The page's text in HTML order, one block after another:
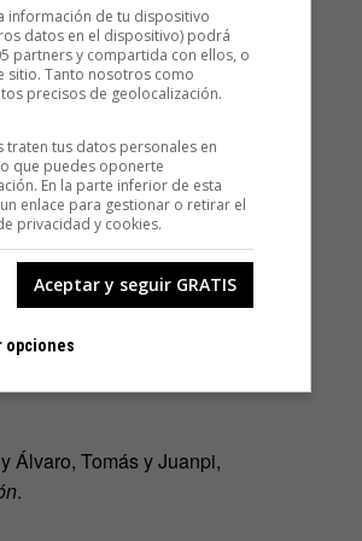
sana y muy de
Comunidad de Madrid –
partidos de polo, las
Café Quijano y un sonido
el Leganés. Oops,
de ambos.
Ferrán) y Willy
Álvaro, Tomás y Juanpi,
.
información de tu dispositivo
datos en el dispositivo) podrá
partners y compartida con ellos, o
sitio. Tanto nosotros como
precisos de geolocalización.
tus datos personales en
que puedes oponerte
En la parte inferior de esta
enlace para gestionar o retirar el
privacidad y cookies.
Aceptar y seguir GRATIS
opciones